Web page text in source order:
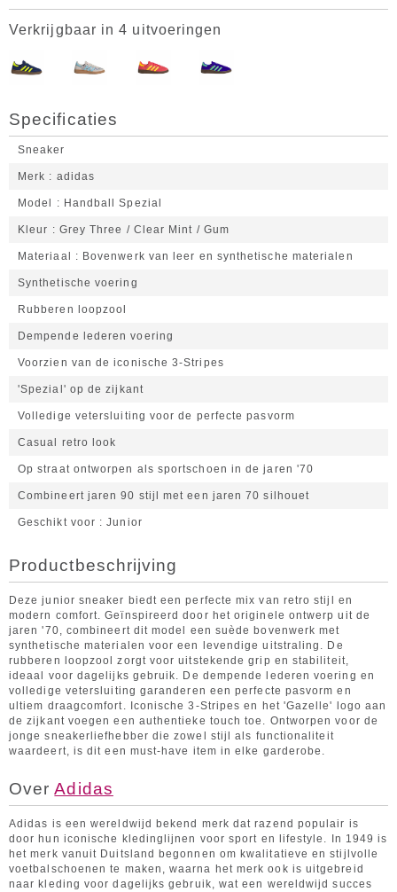
Verkrijgbaar in 4 uitvoeringen
Specificaties
Sneaker
Merk adidas
Model Handball Spezial
Kleur Grey Three / Clear Mint / Gum
Materiaal Bovenwerk van leer en synthetische materialen
Synthetische voering
Rubberen loopzool
Dempende lederen voering
Voorzien van de iconische 3-Stripes
'Spezial' op de zijkant
Volledige vetersluiting voor de perfecte pasvorm
Casual retro look
Op straat ontworpen als sportschoen in de jaren '70
Combineert jaren 90 stijl met een jaren 70 silhouet
Geschikt voor Junior
Productbeschrijving
Deze junior sneaker biedt een perfecte mix van retro stijl en
modern comfort. Geïnspireerd door het originele ontwerp uit de
jaren '70, combineert dit model een suède bovenwerk met
synthetische materialen voor een levendige uitstraling. De
rubberen loopzool zorgt voor uitstekende grip en stabiliteit,
ideaal voor dagelijks gebruik. De dempende lederen voering en
volledige vetersluiting garanderen een perfecte pasvorm en
ultiem draagcomfort. Iconische 3-Stripes en het 'Gazelle' logo aan
de zijkant voegen een authentieke touch toe. Ontworpen voor de
jonge sneakerliefhebber die zowel stijl als functionaliteit
waardeert, is dit een must-have item in elke garderobe.
OverAdidas
Adidas is een wereldwijd bekend merk dat razend populair is
door hun iconische kledinglijnen voor sport en lifestyle. In 1949 is
het merk vanuit Duitsland begonnen om kwalitatieve en stijlvolle
voetbalschoenen te maken, waarna het merk ook is uitgebreid
naar kleding voor dagelijks gebruik, wat een wereldwijd succes